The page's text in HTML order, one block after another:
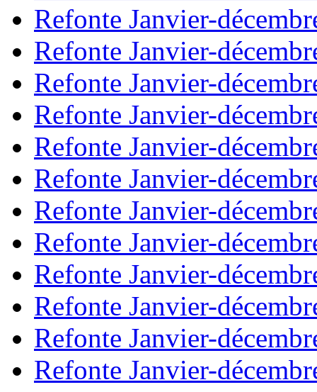
Refonte Janvier-
Refonte Janvier-
Refonte Janvier-
Refonte Janvier-
Refonte Janvier-
Refonte Janvier-
Refonte Janvier-
Refonte Janvier-
Refonte Janvier-
Refonte Janvier-
Refonte Janvier-
Refonte Janvier-